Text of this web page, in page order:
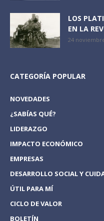
LOS
EN LA
24
CATEGORÍA POPULAR
NOVEDADES
¿SABÍAS QUÉ?
LIDERAZGO
IMPACTO ECONÓMICO
EMPRESAS
DESARROLLO SOCIAL Y
ÚTIL PARA MÍ
CICLO DE VALOR
BOLETÍN